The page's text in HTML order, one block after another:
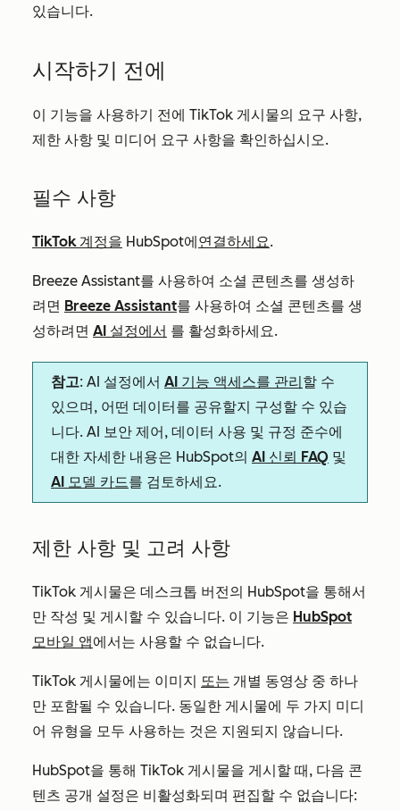
있습니다.
시작하기 전에
이 기능을 사용하기 전에 TikTok 게시물의 요구 사항,
제한 사항 및 미디어 요구 사항을 확인하십시오.
필수 사항
TikTok 계정을 HubSpot에연결하세요.
Breeze Assistant를 사용하여 소셜 콘텐츠를 생성하
려면 Breeze Assistant를 사용하여 소셜 콘텐츠를 생
성하려면 AI 설정에서 를 활성화하세요.
참고: AI 설정에서 AI 기능 액세스를 관리할 수
있으며, 어떤 데이터를 공유할지 구성할 수 있습
니다. AI 보안 제어, 데이터 사용 및 규정 준수에
대한 자세한 내용은 HubSpot의 AI 신뢰 FAQ 및
AI 모델 카드를 검토하세요.
제한 사항 및 고려 사항
TikTok 게시물은 데스크톱 버전의 HubSpot을 통해서
만 작성 및 게시할 수 있습니다. 이 기능은 HubSpot
모바일 앱에서는 사용할 수 없습니다.
TikTok 게시물에는 이미지 또는 개별 동영상 중 하나
만 포함될 수 있습니다. 동일한 게시물에 두 가지 미디
어 유형을 모두 사용하는 것은 지원되지 않습니다.
HubSpot을 통해 TikTok 게시물을 게시할 때, 다음 콘
텐츠 공개 설정은 비활성화되며 편집할 수 없습니다: